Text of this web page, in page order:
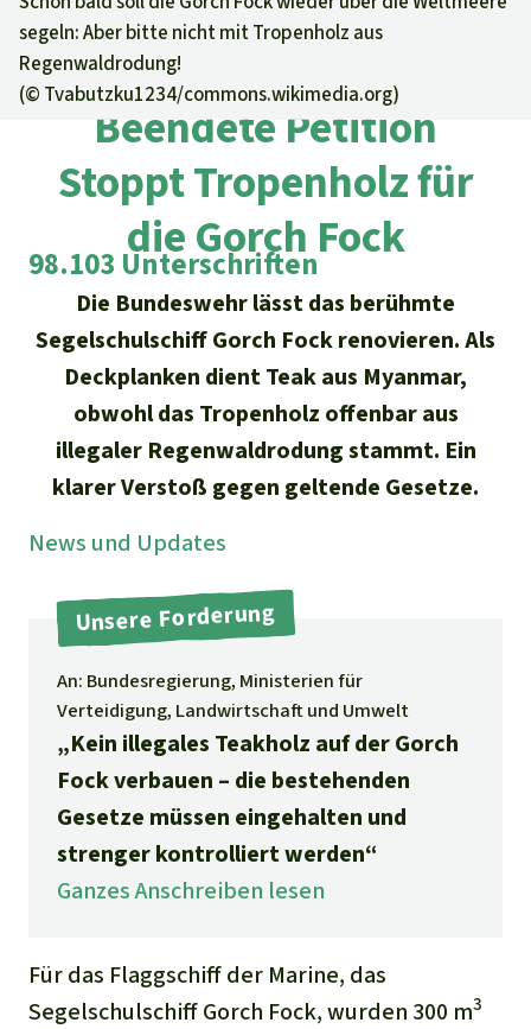
Aktuelles
Erfolge
Kids
Newsletter­anmeldung
Unsere Themen
Schutzgebiete
Palmöl
Biokraftstoff
Aluminium
Gold
Fleisch und Soja
Landraub
Straßen
Regenwald Report
Aktuelle Ausgabe
01/2026
04/2025
03/2025
02/2025
Ältere Ausgaben
Erfolge
Shop
Überuns
Über uns
Der Verein
40 Jahre Vereins­geschichte
Häufige Fragen
Stiftung
Kontakt
Transparenz
Medien
Presse
Presse-Echo
Freianzeigen
Suche
Deutsch
Español
Français
Italiano
Português
Indonesia
Regenwald-Urkunden
Fragen & Antworten
Testament
SpendenkontoRettet den
Regenwald e. V.
DE114306 09672025
00
GLS Bank
IBAN kopieren
Spenden für ein Thema
Waldschutz
Schutz von Indigenen
Spenden für eine Region
Südostasien
Afrika
Lateinamerika
segeln: Aber bitte nicht mit Tropenholz aus
Regenwaldrodung!
(© Tvabutzku1234/commons.wikimedia.org)
Beendete Petition
Stoppt Tropenholz für
die Gorch Fock
98.103 Unterschriften
Die Bundeswehr lässt das berühmte
Segelschulschiff Gorch Fock renovieren. Als
Deckplanken dient Teak aus Myanmar,
obwohl das Tropenholz offenbar aus
illegaler Regenwaldrodung stammt. Ein
klarer Verstoß gegen geltende Gesetze.
News und Updates
Unsere Forderung
An: Bundesregierung, Ministerien für
Verteidigung, Landwirtschaft und Umwelt
„Kein illegales Teakholz auf der Gorch
Fock verbauen – die bestehenden
Gesetze müssen eingehalten und
strenger kontrolliert werden“
Ganzes Anschreiben lesen
Für das Flaggschiff der Marine, das
Segelschulschiff Gorch Fock, wurden 300 m3